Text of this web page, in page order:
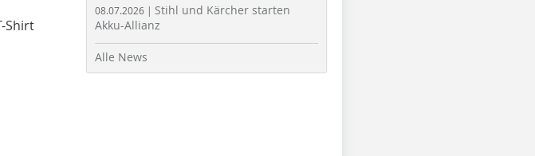
Shirt
08.07.2026 | Stihl und Kärcher starten
Akku-Allianz
Alle News